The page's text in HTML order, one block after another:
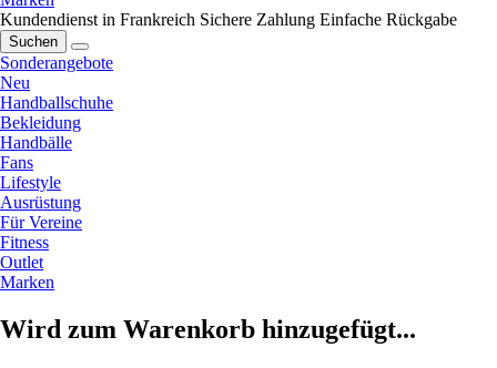
Kundendienst in Frankreich Sichere Zahlung Einfache Rückgabe
Suchen
Sonderangebote
Neu
Handballschuhe
Bekleidung
Handbälle
Fans
Lifestyle
Ausrüstung
Für Vereine
Fitness
Outlet
Marken
Wird zum Warenkorb hinzugefügt...